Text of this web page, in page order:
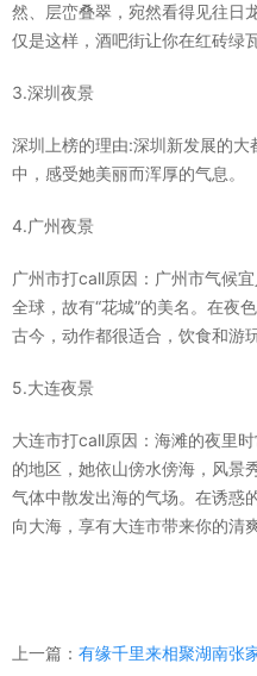
然、层峦叠翠，宛然看得见往日
仅是这样，酒吧街让你在红砖绿
3.深圳夜景
深圳上榜的理由:深圳新发展的
中，感受她美丽而浑厚的气息。
4.广州夜景
广州市打call原因：广州市气候
全球，故有“花城”的美名。在夜
古今，动作都很适合，饮食和游
5.大连夜景
大连市打call原因：海滩的夜里
的地区，她依山傍水傍海，风景
气体中散发出海的气场。在诱惑
向大海，享有大连市带来你的清
上一篇： 有缘千里来相聚湖南张